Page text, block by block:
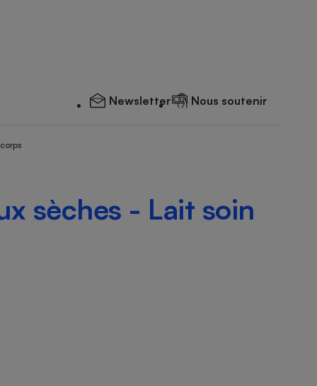
Newsletter Nous soutenir
sèches - Lait soin